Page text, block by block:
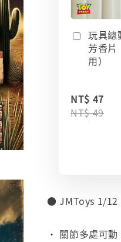
玩具總
芳香片
用）
NT$ 47
NT$ 49
● JMToys 1/12
• 關節多處可動